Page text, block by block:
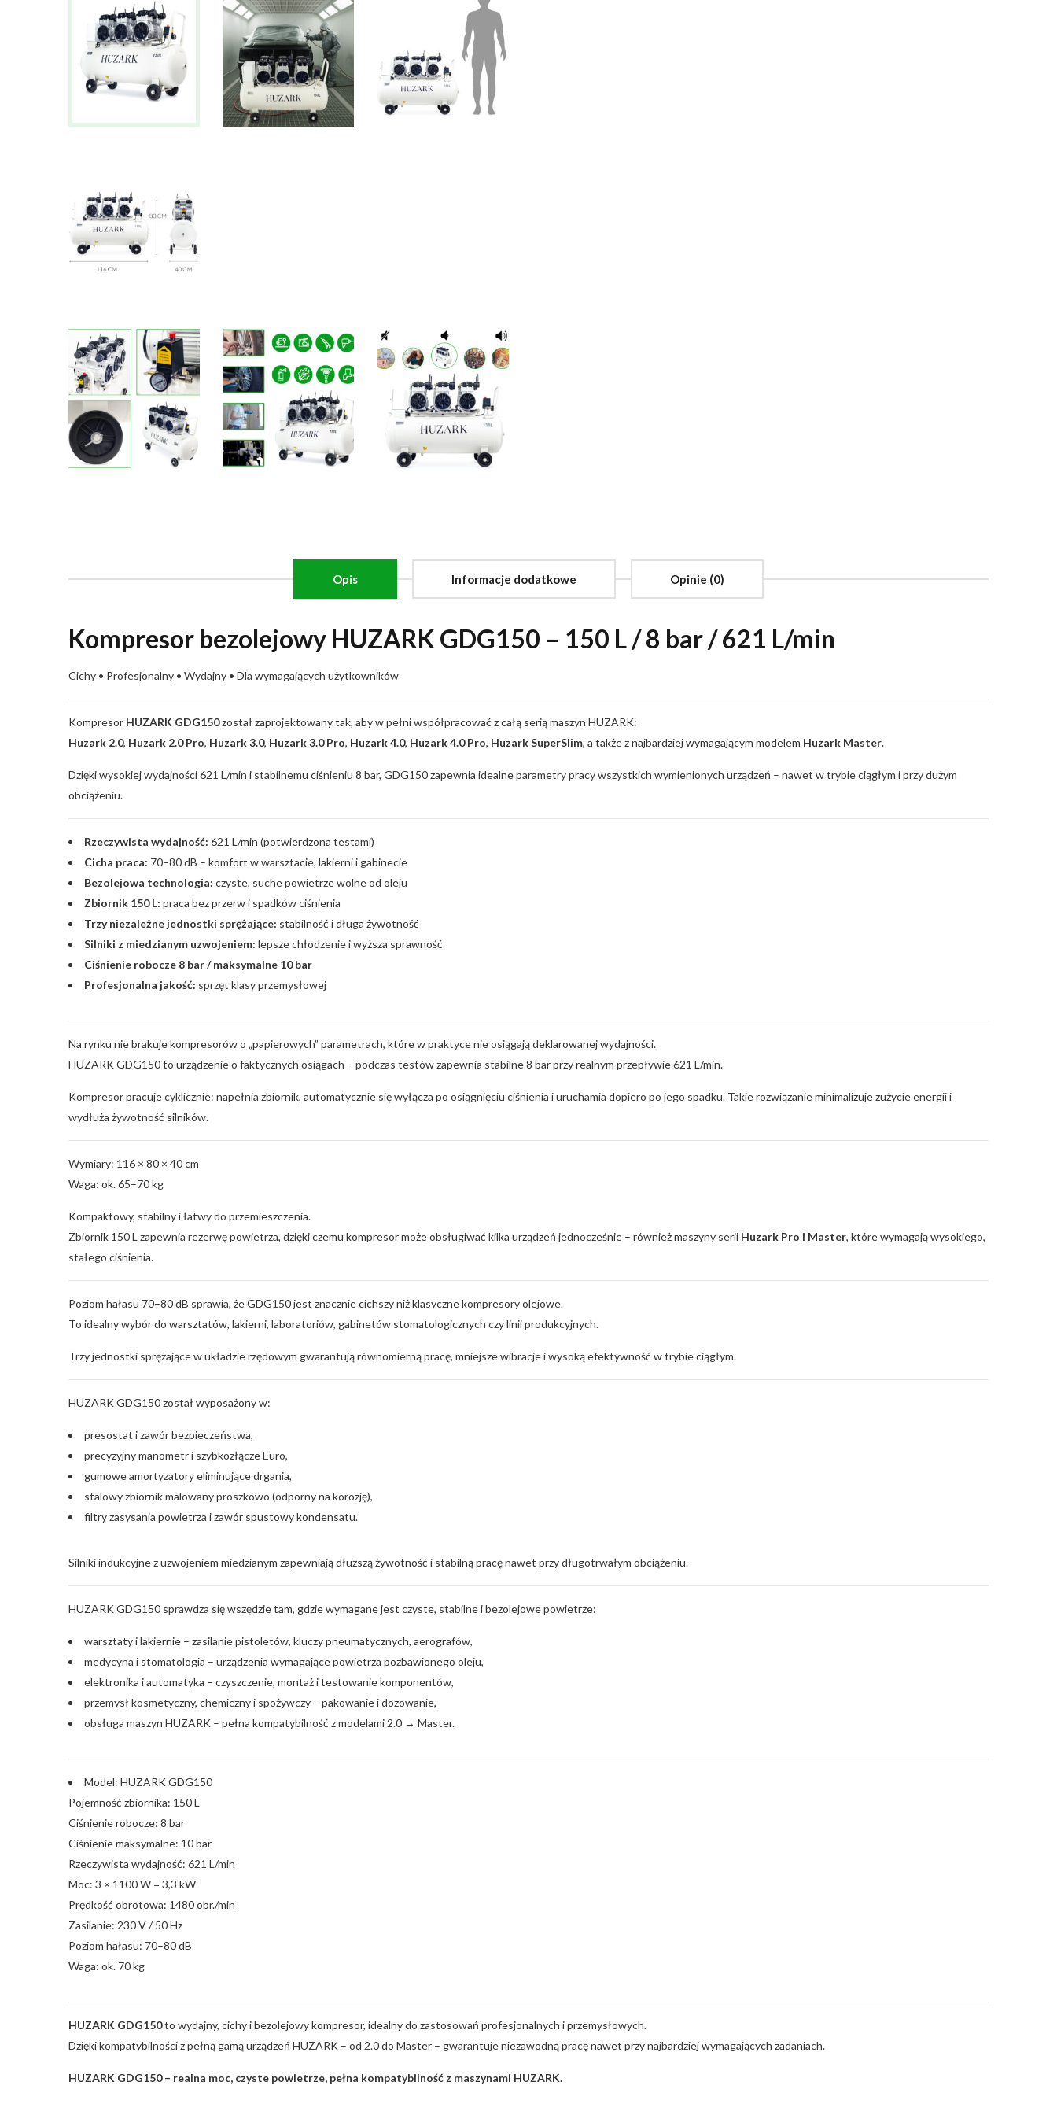
Opis Informacje dodatkowe Opinie (0)
Kompresor bezolejowy HUZARK GDG150 – 150 L / 8 bar / 621 L/min
Cichy • Profesjonalny • Wydajny • Dla wymagających użytkowników
Kompresor HUZARK GDG150został zaprojektowany tak, aby w pełni współpracować z całą serią maszyn HUZARK:
Huzark 2.0, Huzark 2.0 Pro, Huzark 3.0, Huzark 3.0 Pro, Huzark 4.0, Huzark 4.0 Pro, Huzark SuperSlim, a także z najbardziej wymagającym modelem Huzark Master.
Dzięki wysokiej wydajności 621 L/min i stabilnemu ciśnieniu 8 bar, GDG150 zapewnia idealne parametry pracy wszystkich wymienionych urządzeń – nawet w trybie ciągłym i przy dużym
obciążeniu.
Rzeczywista wydajność: 621 L/min (potwierdzona testami)
Cicha praca: 70–80 dB – komfort w warsztacie, lakierni i gabinecie
Bezolejowa technologia: czyste, suche powietrze wolne od oleju
Zbiornik 150 L: praca bez przerw i spadków ciśnienia
Trzy niezależne jednostki sprężające: stabilność i długa żywotność
Silniki z miedzianym uzwojeniem: lepsze chłodzenie i wyższa sprawność
Ciśnienie robocze 8 bar / maksymalne 10 bar
Profesjonalna jakość: sprzęt klasy przemysłowej
Na rynku nie brakuje kompresorów o „papierowych” parametrach, które w praktyce nie osiągają deklarowanej wydajności.
HUZARK GDG150 to urządzenie o faktycznych osiągach – podczas testów zapewnia stabilne 8 bar przy realnym przepływie 621 L/min.
Kompresor pracuje cyklicznie: napełnia zbiornik, automatycznie się wyłącza po osiągnięciu ciśnienia i uruchamia dopiero po jego spadku. Takie rozwiązanie minimalizuje zużycie energii i
wydłuża żywotność silników.
Wymiary: 116 × 80 × 40 cm
Waga: ok. 65–70 kg
Kompaktowy, stabilny i łatwy do przemieszczenia.
Zbiornik 150 L zapewnia rezerwę powietrza, dzięki czemu kompresor może obsługiwać kilka urządzeń jednocześnie – również maszyny serii Huzark Pro i Master, które wymagają wysokiego,
stałego ciśnienia.
Poziom hałasu 70–80 dB sprawia, że GDG150 jest znacznie cichszy niż klasyczne kompresory olejowe.
To idealny wybór do warsztatów, lakierni, laboratoriów, gabinetów stomatologicznych czy linii produkcyjnych.
Trzy jednostki sprężające w układzie rzędowym gwarantują równomierną pracę, mniejsze wibracje i wysoką efektywność w trybie ciągłym.
HUZARK GDG150 został wyposażony w:
presostat i zawór bezpieczeństwa,
precyzyjny manometr i szybkozłącze Euro,
gumowe amortyzatory eliminujące drgania,
stalowy zbiornik malowany proszkowo (odporny na korozję),
filtry zasysania powietrza i zawór spustowy kondensatu.
Silniki indukcyjne z uzwojeniem miedzianym zapewniają dłuższą żywotność i stabilną pracę nawet przy długotrwałym obciążeniu.
HUZARK GDG150 sprawdza się wszędzie tam, gdzie wymagane jest czyste, stabilne i bezolejowe powietrze:
warsztaty i lakiernie – zasilanie pistoletów, kluczy pneumatycznych, aerografów,
medycyna i stomatologia – urządzenia wymagające powietrza pozbawionego oleju,
elektronika i automatyka – czyszczenie, montaż i testowanie komponentów,
przemysł kosmetyczny, chemiczny i spożywczy – pakowanie i dozowanie,
obsługa maszyn HUZARK – pełna kompatybilność z modelami 2.0 → Master.
Model: HUZARK GDG150
Pojemność zbiornika: 150 L
Ciśnienie robocze: 8 bar
Ciśnienie maksymalne: 10 bar
Rzeczywista wydajność: 621 L/min
Moc: 3 × 1100 W = 3,3 kW
Prędkość obrotowa: 1480 obr./min
Zasilanie: 230 V / 50 Hz
Poziom hałasu: 70–80 dB
Waga: ok. 70 kg
HUZARK GDG150to wydajny, cichy i bezolejowy kompresor, idealny do zastosowań profesjonalnych i przemysłowych.
Dzięki kompatybilności z pełną gamą urządzeń HUZARK – od 2.0 do Master – gwarantuje niezawodną pracę nawet przy najbardziej wymagających zadaniach.
HUZARK GDG150 – realna moc, czyste powietrze, pełna kompatybilność z maszynami HUZARK.